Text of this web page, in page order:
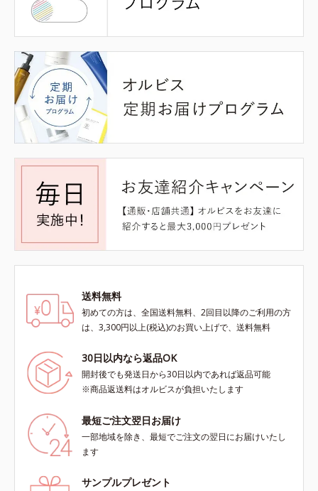
送料無料
初めての方は、全国送料無料、2回目以降のご利用の方
は、3,300円以上(税込)のお買い上げで、送料無料
30日以内なら返品OK
開封後でも発送日から30日以内であれば返品可能
※商品返送料はオルビスが負担いたします
最短ご注文翌日お届け
一部地域を除き、最短でご注文の翌日にお届けいたし
ます
サンプルプレゼント